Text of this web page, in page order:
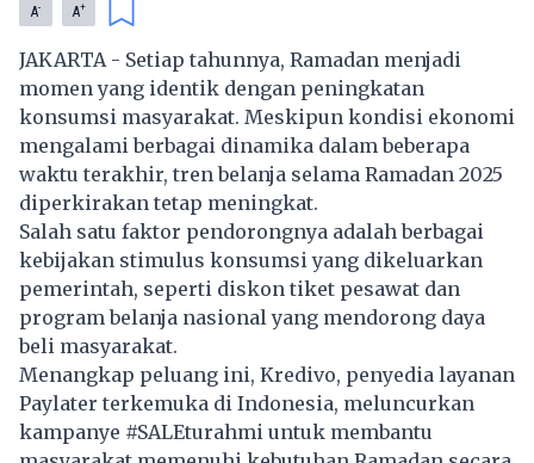
A- A+
JAKARTA - Setiap tahunnya, Ramadan menjadi
momen yang identik dengan peningkatan
konsumsi masyarakat. Meskipun kondisi ekonomi
mengalami berbagai dinamika dalam beberapa
waktu terakhir, tren belanja selama Ramadan 2025
diperkirakan tetap meningkat.
Salah satu faktor pendorongnya adalah berbagai
kebijakan stimulus konsumsi yang dikeluarkan
pemerintah, seperti diskon tiket pesawat dan
program belanja nasional yang mendorong daya
beli masyarakat.
Menangkap peluang ini, Kredivo, penyedia layanan
Paylater terkemuka di Indonesia, meluncurkan
kampanye #SALEturahmi untuk membantu